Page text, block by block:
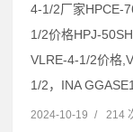
4-1/2厂家HPCE-
1/2价格HPJ-
VLRE-4-1/2价格
1/2，INA
2024-10-19 / 214